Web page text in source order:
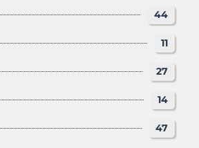
44
11
27
14
47